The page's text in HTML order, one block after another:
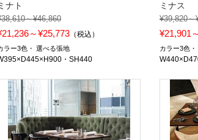
ナト
～¥46,860
～¥25,773 （税込）
ラー3色 選べる張地
・SH440
ミナス
¥39,820～
¥21,901
カラー3色